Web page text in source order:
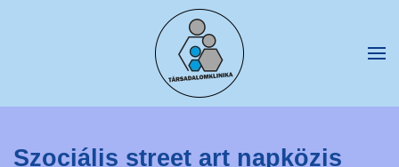
Fő tartalom átugrása
Szociális street art napközis